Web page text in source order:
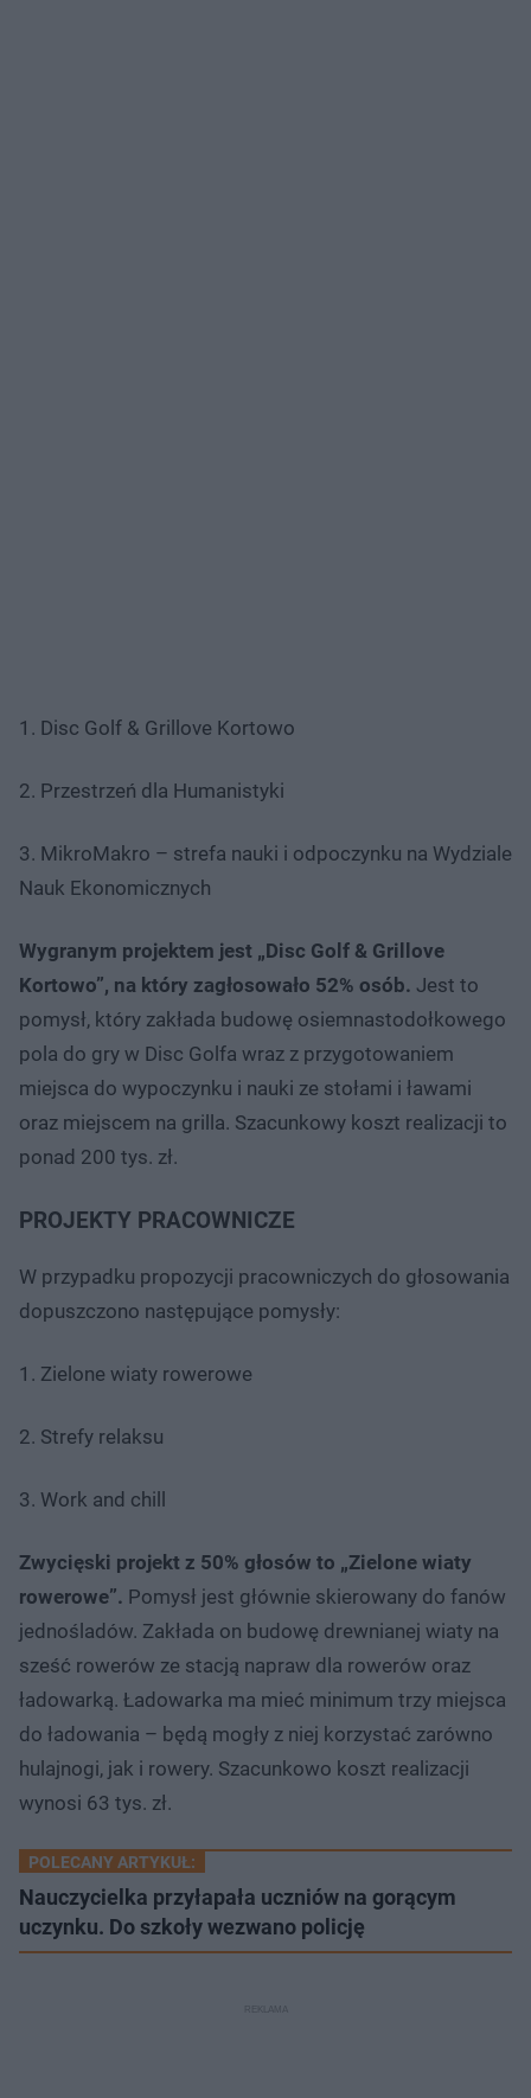
1. Disc Golf & Grillove Kortowo
2. Przestrzeń dla Humanistyki
3. MikroMakro – strefa nauki i odpoczynku na Wydziale
Nauk Ekonomicznych
Wygranym projektem jest „Disc Golf & Grillove
Kortowo”, na który zagłosowało 52% osób. Jest to
pomysł, który zakłada budowę osiemnastodołkowego
pola do gry w Disc Golfa wraz z przygotowaniem
miejsca do wypoczynku i nauki ze stołami i ławami
oraz miejscem na grilla. Szacunkowy koszt realizacji to
ponad 200 tys. zł.
PROJEKTY PRACOWNICZE
W przypadku propozycji pracowniczych do głosowania
dopuszczono następujące pomysły:
1. Zielone wiaty rowerowe
2. Strefy relaksu
3. Work and chill
Zwycięski projekt z 50% głosów to „Zielone wiaty
rowerowe”. Pomysł jest głównie skierowany do fanów
jednośladów. Zakłada on budowę drewnianej wiaty na
sześć rowerów ze stacją napraw dla rowerów oraz
ładowarką. Ładowarka ma mieć minimum trzy miejsca
do ładowania – będą mogły z niej korzystać zarówno
hulajnogi, jak i rowery. Szacunkowo koszt realizacji
wynosi 63 tys. zł.
POLECANY ARTYKUŁ:
Nauczycielka przyłapała uczniów na gorącym
uczynku. Do szkoły wezwano policję